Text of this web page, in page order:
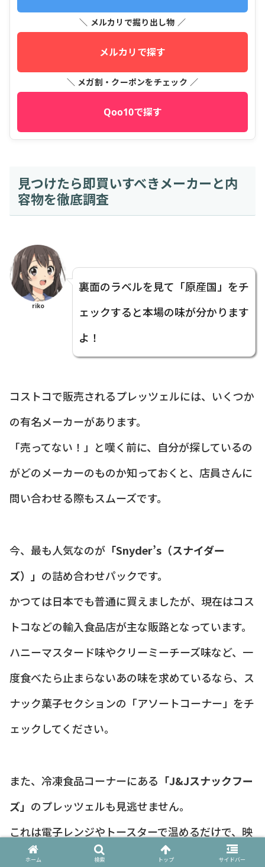
＼ メルカリで掘り出し物 ／
メルカリで探す
＼ メガ割・クーポンをチェック ／
Qoo10で探す
見つけたら即買いすべきメーカーと内
容物を徹底調査
riko
裏面のラベルを見て「原産国」をチ
ェックすると本場の味が分かります
よ！
コストコで販売されるプレッツェルには、いくつか
の有名メーカーがあります。
「売ってない！」と嘆く前に、自分が探しているの
がどのメーカーのものか知っておくと、店員さんに
問い合わせる際もスムーズです。
今、最も人気なのが 「Snyder’s（スナイダー
ズ）」 の詰め合わせパックです。
かつては日本でも普通に買えましたが、現在はコス
トコなどの輸入食品店が主な販路となっています。
ハニーマスタード味やクリーミーチーズ味など、一
度食べたら止まらないあの味を求めているなら、ス
ナック菓子セクションの「アソートコーナー」をチ
ェックしてください。
また、冷凍食品コーナーにある 「J&Jスナックフー
ズ」 のプレッツェルも見逃せません。
これは電子レンジやトースターで温めるだけで、映
画館やスタジアムで食べるような熱々のソフトプレ
ホーム 検索 トップ サイドバー